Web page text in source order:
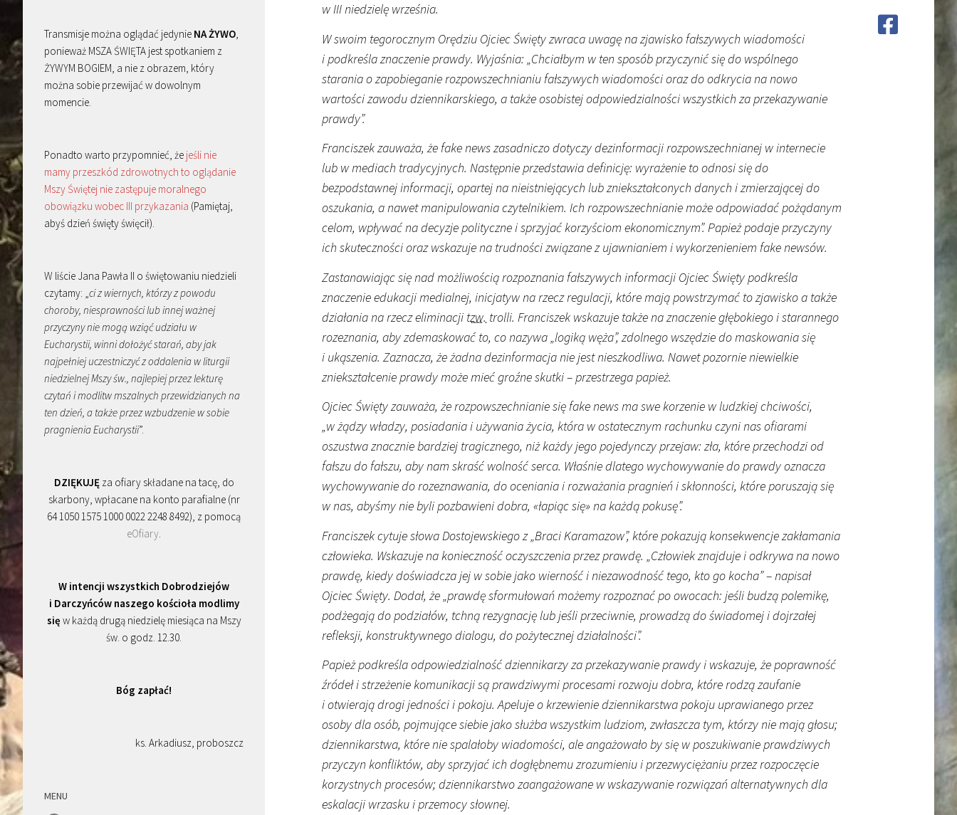
w III niedzielę września.
W swoim tegorocznym Orędziu Ojciec Święty zwraca uwagę na zjawisko fałszywych wiadomości
i podkreśla znaczenie prawdy. Wyjaśnia: „Chciałbym w ten sposób przyczynić się do wspólnego
starania o zapobieganie rozpowszechnianiu fałszywych wiadomości oraz do odkrycia na nowo
wartości zawodu dziennikarskiego, a także osobistej odpowiedzialności wszystkich za przekazywanie
prawdy”.
Franciszek zauważa, że fake news zasadniczo dotyczy dezinformacji rozpowszechnianej w internecie
lub w mediach tradycyjnych. Następnie przedstawia definicję: wyrażenie to odnosi się do
bezpodstawnej informacji, opartej na nieistniejących lub zniekształconych danych i zmierzającej do
oszukania, a nawet manipulowania czytelnikiem. Ich rozpowszechnianie może odpowiadać pożądanym
celom, wpływać na decyzje polityczne i sprzyjać korzyściom ekonomicznym”. Papież podaje przyczyny
ich skuteczności oraz wskazuje na trudności związane z ujawnianiem i wykorzenieniem fake newsów.
Zastanawiając się nad możliwością rozpoznania fałszywych informacji Ojciec Święty podkreśla
znaczenie edukacji medialnej, inicjatyw na rzecz regulacji, które mają powstrzymać to zjawisko a także
działania na rzecz eliminacji tzw. trolli. Franciszek wskazuje także na znaczenie głębokiego i starannego
rozeznania, aby zdemaskować to, co nazywa „logiką węża”, zdolnego wszędzie do maskowania się
i ukąszenia. Zaznacza, że żadna dezinformacja nie jest nieszkodliwa. Nawet pozornie niewielkie
zniekształcenie prawdy może mieć groźne skutki – przestrzega papież.
Ojciec Święty zauważa, że rozpowszechnianie się fake news ma swe korzenie w ludzkiej chciwości,
„w żądzy władzy, posiadania i używania życia, która w ostatecznym rachunku czyni nas ofiarami
oszustwa znacznie bardziej tragicznego, niż każdy jego pojedynczy przejaw: zła, które przechodzi od
fałszu do fałszu, aby nam skraść wolność serca. Właśnie dlatego wychowywanie do prawdy oznacza
wychowywanie do rozeznawania, do oceniania i rozważania pragnień i skłonności, które poruszają się
w nas, abyśmy nie byli pozbawieni dobra, «łapiąc się» na każdą pokusę”.
Franciszek cytuje słowa Dostojewskiego z „Braci Karamazow”, które pokazują konsekwencje zakłamania
człowieka. Wskazuje na konieczność oczyszczenia przez prawdę. „Człowiek znajduje i odkrywa na nowo
prawdę, kiedy doświadcza jej w sobie jako wierność i niezawodność tego, kto go kocha” – napisał
Ojciec Święty. Dodał, że „prawdę sformułowań możemy rozpoznać po owocach: jeśli budzą polemikę,
podżegają do podziałów, tchną rezygnację lub jeśli przeciwnie, prowadzą do świadomej i dojrzałej
refleksji, konstruktywnego dialogu, do pożytecznej działalności”.
Papież podkreśla odpowiedzialność dziennikarzy za przekazywanie prawdy i wskazuje, że poprawność
źródeł i strzeżenie komunikacji są prawdziwymi procesami rozwoju dobra, które rodzą zaufanie
i otwierają drogi jedności i pokoju. Apeluje o krzewienie dziennikarstwa pokoju uprawianego przez
osoby dla osób, pojmujące siebie jako służba wszystkim ludziom, zwłaszcza tym, którzy nie mają głosu;
dziennikarstwa, które nie spalałoby wiadomości, ale angażowało by się w poszukiwanie prawdziwych
przyczyn konfliktów, aby sprzyjać ich dogłębnemu zrozumieniu i przezwyciężaniu przez rozpoczęcie
korzystnych procesów; dziennikarstwo zaangażowane w wskazywanie rozwiązań alternatywnych dla
eskalacji wrzasku i przemocy słownej.
Transmisje można oglądać jedynie NA ŻYWO,
ponieważ MSZA ŚWIĘTA jest spotkaniem z
ŻYWYM BOGIEM, a nie z obrazem, który
można sobie przewijać w dowolnym
momencie.
Ponadto warto przypomnieć, że jeśli nie
mamy przeszkód zdrowotnych to oglądanie
Mszy Świętej nie zastępuje moralnego
obowiązku wobec III przykazania (Pamiętaj,
abyś dzień święty święcił).
W liście Jana Pawła II o świętowaniu niedzieli
czytamy: „ci z wiernych, którzy z powodu
choroby, niesprawności lub innej ważnej
przyczyny nie mogą wziąć udziału w
Eucharystii, winni dołożyć starań, aby jak
najpełniej uczestniczyć z oddalenia w liturgii
niedzielnej Mszy św., najlepiej przez lekturę
czytań i modlitw mszalnych przewidzianych na
ten dzień, a także przez wzbudzenie w sobie
pragnienia Eucharystii”.
DZIĘKUJĘza ofiary składane na tacę, do
skarbony, wpłacane na konto parafialne (nr
64 1050 1575 1000 0022 2248 8492), z pomocą
eOfiary.
W intencji wszystkich Dobrodziejów
i Darczyńców naszego kościoła modlimy
się w każdą drugą niedzielę miesiąca na Mszy
św. o godz. 12.30.
Bóg zapłać!
ks. Arkadiusz, proboszcz
MENU